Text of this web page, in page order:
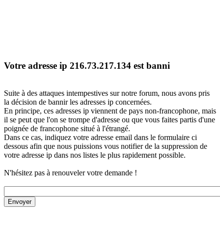
Votre adresse ip 216.73.217.134 est banni
Suite à des attaques intempestives sur notre forum, nous avons pris
la décision de bannir les adresses ip concernées.
En principe, ces adresses ip viennent de pays non-francophone, mais
il se peut que l'on se trompe d'adresse ou que vous faites partis d'une
poignée de francophone situé à l'étrangé.
Dans ce cas, indiquez votre adresse email dans le formulaire ci
dessous afin que nous puissions vous notifier de la suppression de
votre adresse ip dans nos listes le plus rapidement possible.
N'hésitez pas à renouveler votre demande !